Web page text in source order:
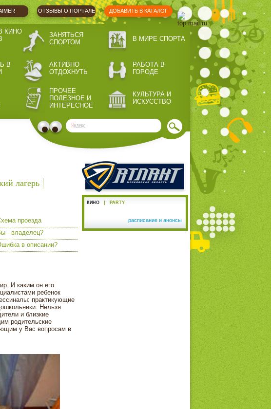
ОТЗЫВЫ О ПОРТАЛЕ ДОБАВИТЬ В КАТАЛОГ
КИНО
ЗАНЯТЬСЯ
СПОРТОМ
В МИРЕ СПОРТА
В
АКТИВНО
ОТДОХНУТЬ
РАБОТА В
ГОРОДЕ
ПРОЧЕЕ
ПОЛЕЗНОЕ И
ИНТЕРЕСНОЕ
КУЛЬТУРА И
ИСКУССТВО
лагерь
проезда
- владелец?
в описании?
И каким он его
ребенок
практикующие
Нельзя
и близкие
родительские
у Вас вопросам в
КИНО PARTY
расписание и анонсы